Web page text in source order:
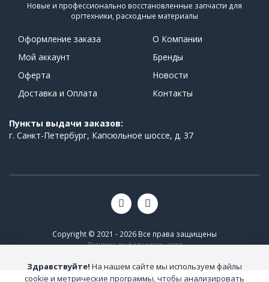
Новые и профессионально восстановленные запчасти для
оргтехники, расходные материалы
Оформление заказа
Мой аккаунт
Оферта
Доставка и Оплата
О Компании
Бренды
Новости
Контакты
Пункты выдачи заказов:
г. Санкт-Петербург, Капсюльное шоссе, д. 37
Copyright © 2021 - 2026 Все права защищены
Политика конфиденциальности
Здравствуйте! На нашем сайте мы используем файлы
cookie и метрические программы, чтобы анализировать